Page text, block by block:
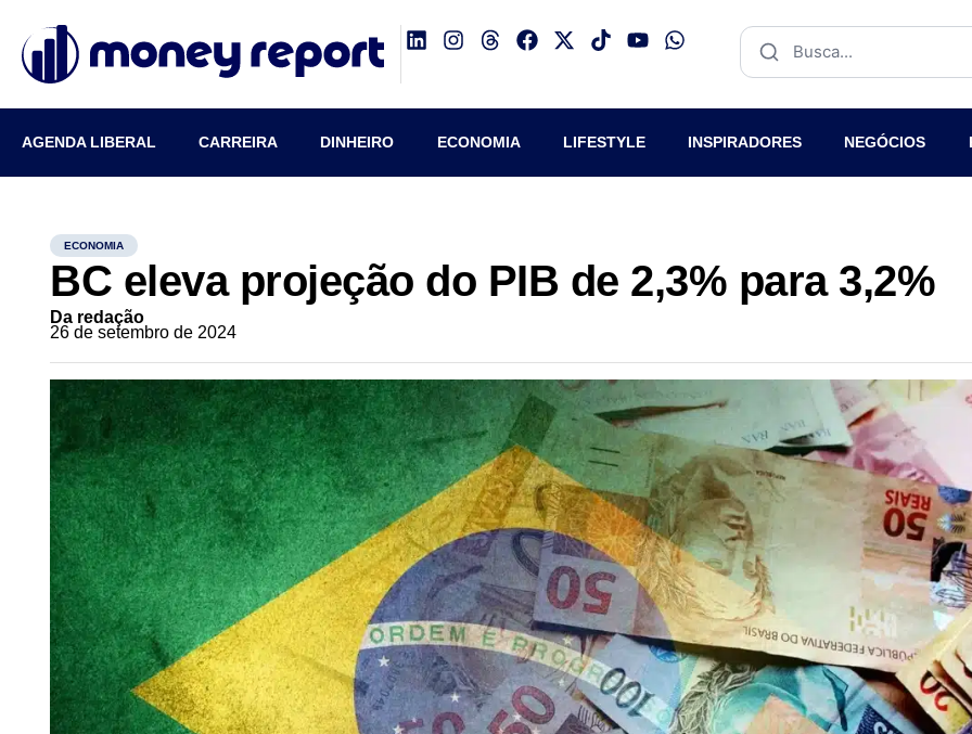
AGENDA LIBERAL CARREIRA DINHEIRO ECONOMIA LIFESTYLE INSPIRADORES NEGÓCIOS
ECONOMIA
BC eleva projeção do PIB de 2,3% para 3,2%
Da redação
26 de setembro de 2024